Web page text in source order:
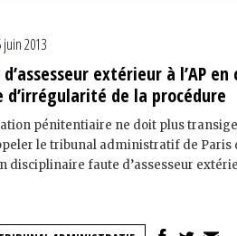
juin 2013
d’assesseur extérieur à l’AP
d’irrégularité de la procédure
pénitentiaire ne doit plus
le tribunal administratif de Paris
disciplinaire faute d’assesseur